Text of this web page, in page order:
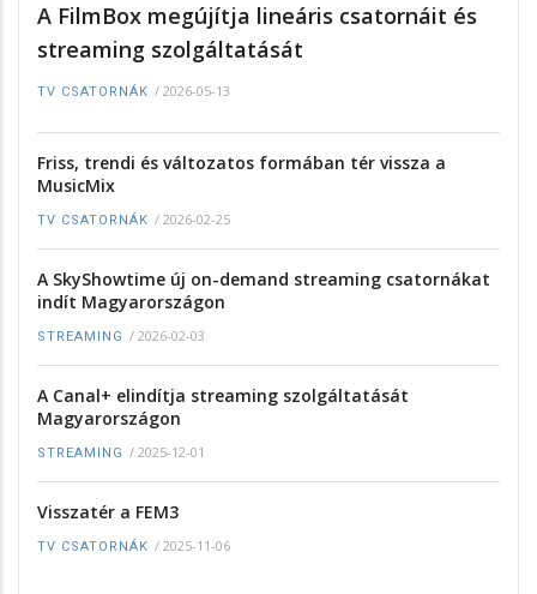
A FilmBox megújítja lineáris csatornáit és
streaming szolgáltatását
TV CSATORNÁK / 2026-05-13
Friss, trendi és változatos formában tér vissza a
MusicMix
TV CSATORNÁK / 2026-02-25
A SkyShowtime új on-demand streaming csatornákat
indít Magyarországon
STREAMING / 2026-02-03
A Canal+ elindítja streaming szolgáltatását
Magyarországon
STREAMING / 2025-12-01
Visszatér a FEM3
TV CSATORNÁK / 2025-11-06